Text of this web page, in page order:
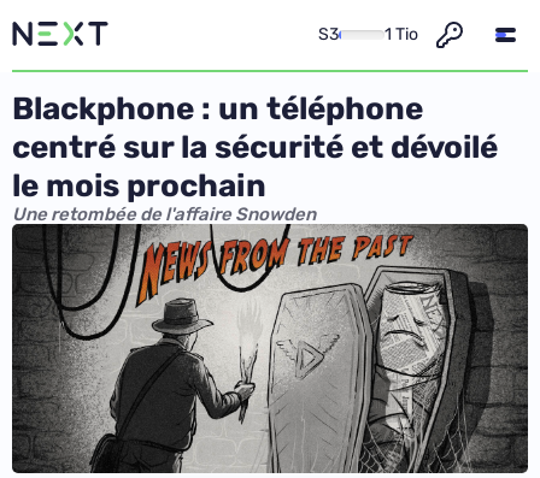
S3 1 Tio
Blackphone : un téléphone
centré sur la sécurité et dévoilé
le mois prochain
Une retombée de l'affaire Snowden